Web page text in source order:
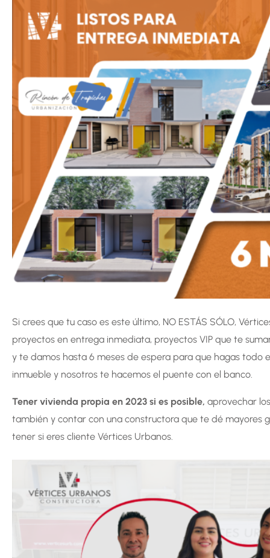
Si crees que tu caso es este último, NO ESTÁS SÓLO,
proyectos en entrega inmediata, proyectos VIP que te
y te damos hasta 6 meses de espera para que hagas todo
inmueble y nosotros te hacemos el puente con el banco.
Tener vivienda propia en 2023 si es posible, aprovechar
también y contar con una constructora que te dé mayores
tener si eres cliente Vértices Urbanos.